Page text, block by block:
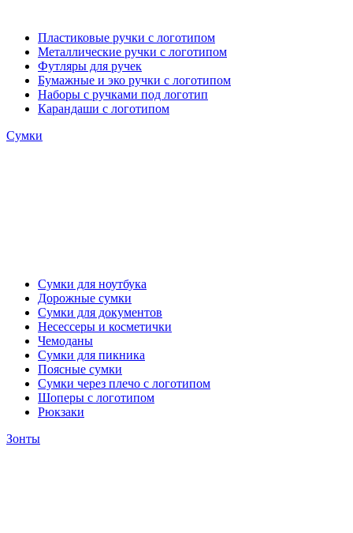
Пластиковые ручки с логотипом
Металлические ручки с логотипом
Футляры для ручек
Бумажные и эко ручки с логотипом
Наборы с ручками под логотип
Карандаши с логотипом
Сумки
Сумки для ноутбука
Дорожные сумки
Сумки для документов
Несессеры и косметички
Чемоданы
Сумки для пикника
Поясные сумки
Сумки через плечо с логотипом
Шоперы с логотипом
Рюкзаки
Зонты